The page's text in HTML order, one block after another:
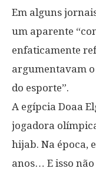
Em alguns
um aparente
enfaticamente
argumentavam
do esporte”.
A egípcia Doaa
jogadora
hijab. Na época,
anos… E isso